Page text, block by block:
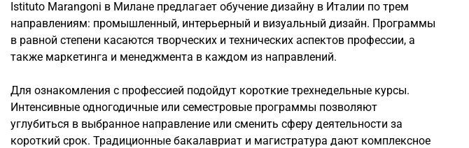
Istituto Marangoni в Милане предлагает обучение дизайну в Италии по трем
направлениям: промышленный, интерьерный и визуальный дизайн. Программы
в равной степени касаются творческих и технических аспектов профессии, а
также маркетинга и менеджмента в каждом из направлений.
Для ознакомления с профессией подойдут короткие трехнедельные курсы.
Интенсивные одногодичные или семестровые программы позволяют
углубиться в выбранное направление или сменить сферу деятельности за
короткий срок. Традиционные бакалавриат и магистратура дают комплексное